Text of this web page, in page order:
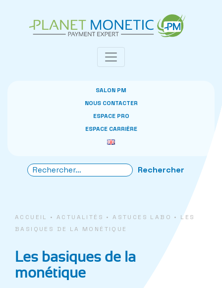
SALON PM
NOUS CONTACTER
ESPACE PRO
ESPACE CARRIÈRE
ACCUEIL •ACTUALITÉS •ASTUCES LABO • LES
BASIQUES DE LA MONÉTIQUE
Les basiques de la
monétique